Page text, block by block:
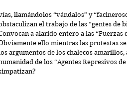
llamándolos “vándalos” y
el trabajo de las “gentes de
a alarido entero a las “Fuerzas
ello mientras las protestas
argumentos de los chalecos
de los “Agentes Represivos